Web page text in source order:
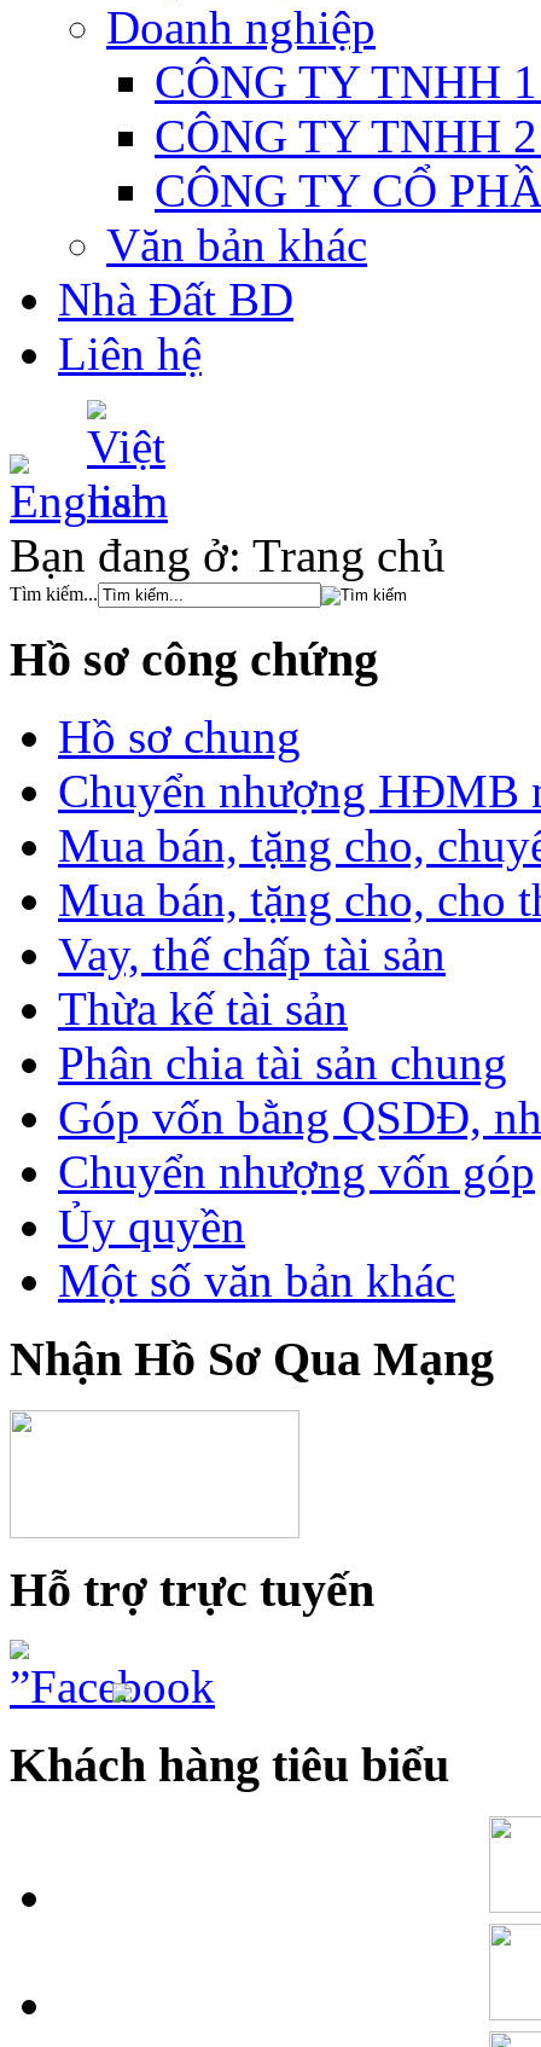
Doanh nghiệp
CÔNG TY TNHH
CÔNG TY TNHH
CÔNG TY CỔ
Văn bản khác
Nhà Đất BD
Liên hệ
Bạn đang ở: Trang chủ
Tìm kiếm...
Hồ sơ công chứng
Hồ sơ chung
Chuyển nhượng HĐMB
Mua bán, tặng cho,
Mua bán, tặng cho, cho
Vay, thế chấp tài sản
Thừa kế tài sản
Phân chia tài sản chung
Góp vốn bằng QSDĐ,
Chuyển nhượng vốn góp
Ủy quyền
Một số văn bản khác
Nhận Hồ Sơ Qua Mạng
Hỗ trợ trực tuyến
Khách hàng tiêu biểu